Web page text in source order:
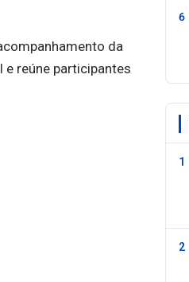
da
reúne participantes